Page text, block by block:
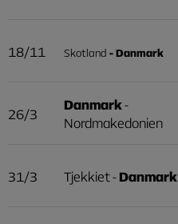
18/11 Skotland - Danmark
26/3
Danmark-
Nordmakedonien
31/3 Tjekkiet -Danmark